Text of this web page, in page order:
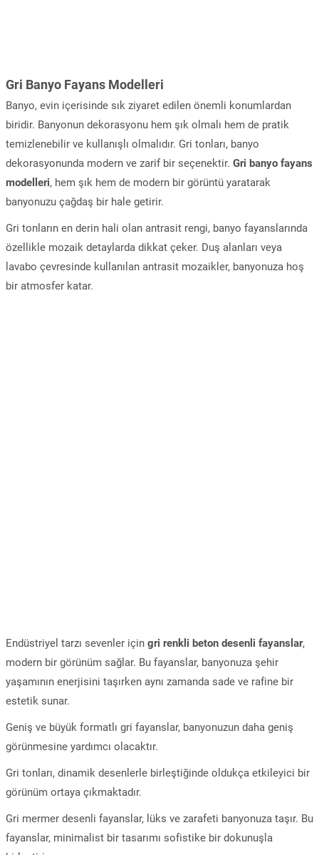
Gri Banyo Fayans Modelleri
Banyo, evin içerisinde sık ziyaret edilen önemli konumlardan
biridir. Banyonun dekorasyonu hem şık olmalı hem de pratik
temizlenebilir ve kullanışlı olmalıdır. Gri tonları, banyo
dekorasyonunda modern ve zarif bir seçenektir. Gri banyo fayans
modelleri, hem şık hem de modern bir görüntü yaratarak
banyonuzu çağdaş bir hale getirir.
Gri tonların en derin hali olan antrasit rengi, banyo fayanslarında
özellikle mozaik detaylarda dikkat çeker. Duş alanları veya
lavabo çevresinde kullanılan antrasit mozaikler, banyonuza hoş
bir atmosfer katar.
Endüstriyel tarzı sevenler için gri renkli beton desenli fayanslar,
modern bir görünüm sağlar. Bu fayanslar, banyonuza şehir
yaşamının enerjisini taşırken aynı zamanda sade ve rafine bir
estetik sunar.
Geniş ve büyük formatlı gri fayanslar, banyonuzun daha geniş
görünmesine yardımcı olacaktır.
Gri tonları, dinamik desenlerle birleştiğinde oldukça etkileyici bir
görünüm ortaya çıkmaktadır.
Gri mermer desenli fayanslar, lüks ve zarafeti banyonuza taşır. Bu
fayanslar, minimalist bir tasarımı sofistike bir dokunuşla